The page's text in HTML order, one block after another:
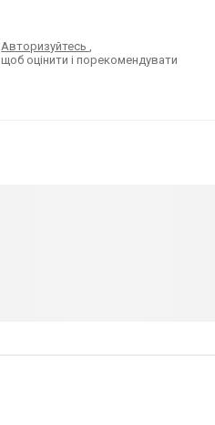
Авторизуйтесь,
щоб оцінити і порекомендувати